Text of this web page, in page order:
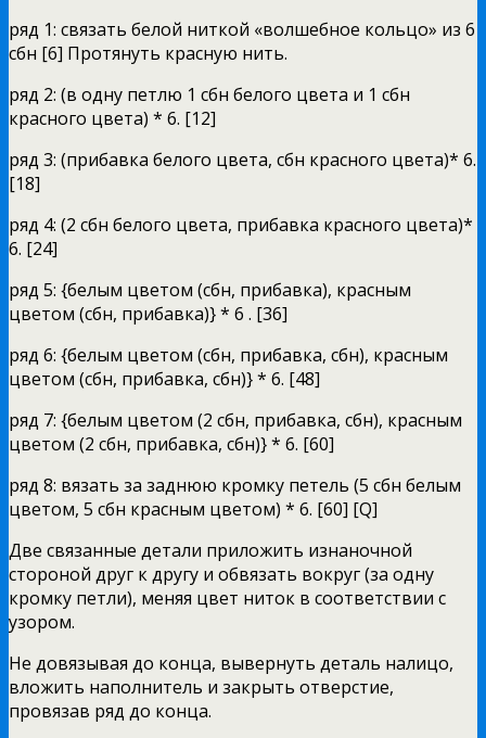
ряд 1: связать белой ниткой «волшебное кольцо» из 6
сбн [6] Протянуть красную нить.
ряд 2: (в одну петлю 1 сбн белого цвета и 1 сбн
красного цвета) * 6. [12]
ряд 3: (прибавка белого цвета, сбн красного цвета)* 6.
[18]
ряд 4: (2 сбн белого цвета, прибавка красного цвета)*
6. [24]
ряд 5: {белым цветом (сбн, прибавка), красным
цветом (сбн, прибавка)} * 6 . [36]
ряд 6: {белым цветом (сбн, прибавка, сбн), красным
цветом (сбн, прибавка, сбн)} * 6. [48]
ряд 7: {белым цветом (2 сбн, прибавка, сбн), красным
цветом (2 сбн, прибавка, сбн)} * 6. [60]
ряд 8: вязать за заднюю кромку петель (5 сбн белым
цветом, 5 сбн красным цветом) * 6. [60] [Q]
Две связанные детали приложить изнаночной
стороной друг к другу и обвязать вокруг (за одну
кромку петли), меняя цвет ниток в соответствии с
узором.
Не довязывая до конца, вывернуть деталь налицо,
вложить наполнитель и закрыть отверстие,
провязав ряд до конца.